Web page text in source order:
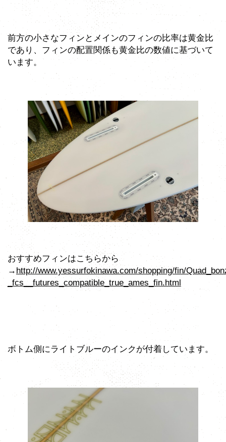
前方の小さなフィンとメインのフィンの比率は黄金比
であり、フィンの配置関係も黄金比の数値に基づいて
います。
おすすめフィンはこちらから
→ http://www.yessurfokinawa.com/shopping/fin/
_fcs__futures_compatible_true_ames_fin.html
ボトム側にライトブルーのインクが付着しています。